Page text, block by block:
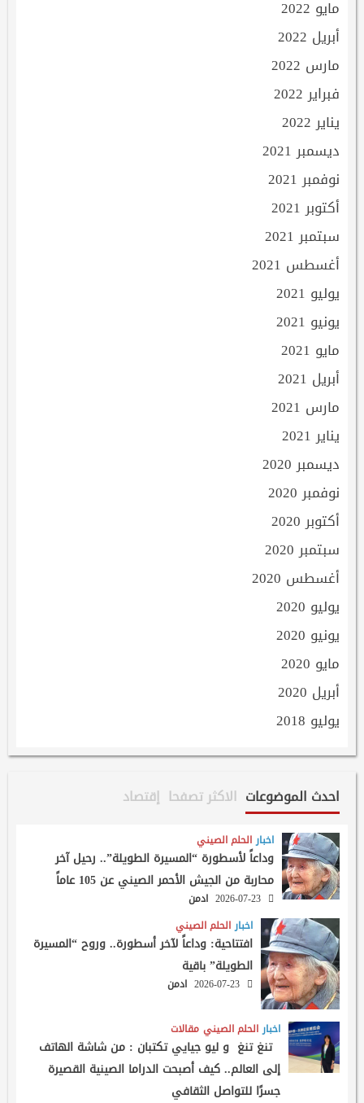
مايو 2022
أبريل 2022
مارس 2022
فبراير 2022
يناير 2022
ديسمبر 2021
نوفمبر 2021
أكتوبر 2021
سبتمبر 2021
أغسطس 2021
يوليو 2021
يونيو 2021
مايو 2021
أبريل 2021
مارس 2021
يناير 2021
ديسمبر 2020
نوفمبر 2020
أكتوبر 2020
سبتمبر 2020
أغسطس 2020
يوليو 2020
يونيو 2020
مايو 2020
أبريل 2020
يوليو 2018
احدث الموضوعات الاكثر تصفحا إقتصاد
اخبار الحلم الصيني
وداعاً لأسطورة “المسيرة الطويلة”.. رحيل آخر
محاربة من الجيش الأحمر الصيني عن 105 عاماً
2026-07-23
ادمن
اخبار الحلم الصيني
افتتاحية: وداعاً لآخر أسطورة.. وروح “المسيرة
الطويلة” باقية
2026-07-23 ادمن
اخبار الحلم الصيني مقالات
تنغ تنغ و ليو جيايي تكتبان : من شاشة الهاتف
إلى العالم.. كيف أصبحت الدراما الصينية القصيرة
جسرًا للتواصل الثقافي